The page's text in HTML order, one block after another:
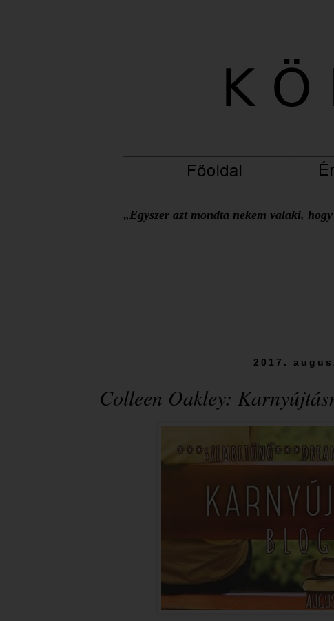
„Egyszer azt mondta nekem valaki,
2017.
Colleen Oakley: